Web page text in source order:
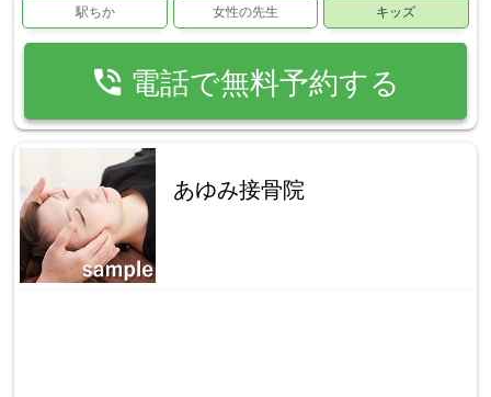
駅ちか 女性の先生 キッズ
phone_in_talk 電話で無料予約する
あゆみ接骨院